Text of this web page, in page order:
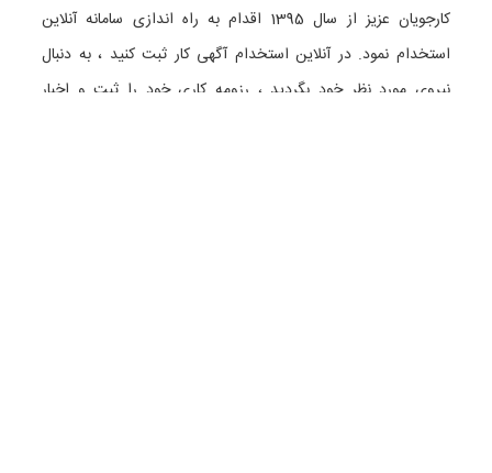
کارجویان عزیز از سال 1395 اقدام به راه اندازی سامانه آنلاین
استخدام نمود. در آنلاین استخدام آگهی کار ثبت کنید ، به دنبال
نیروی مورد نظر خود بگردید ، رزومه کاری خود را ثبت و اخبار